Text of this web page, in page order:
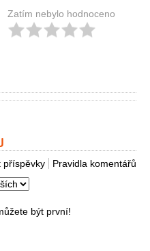
Zatím nebylo hodnoceno
Pravidla komentářů
příspěvky
být první!